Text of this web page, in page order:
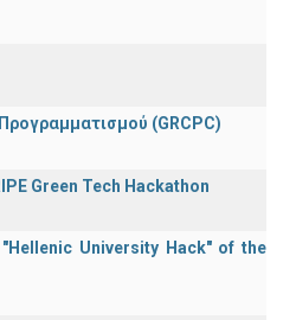
(GRCPC)
Green Tech Hackathon
University Hack" of the